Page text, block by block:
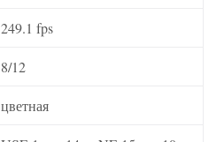
249.1 fps
8/12
цветная